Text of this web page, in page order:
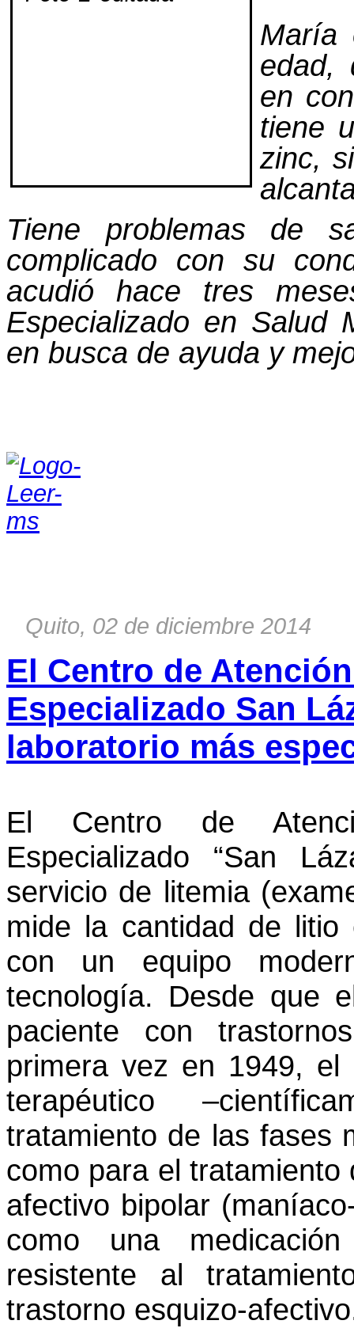
María
edad,
en
tiene
zinc,
Tiene problemas de
complicado con su
acudió hace tres
Especializado en Salud
en busca de ayuda y
Quito, 02 de diciembre 2014
El Centro de
Especializado San
laboratorio más
El Centro de
Especializado “San
servicio de litemia
mide la cantidad de litio
con un equipo
tecnología. Desde que
paciente con
primera vez en 1949,
terapéutico
tratamiento de las fases
como para el
afectivo bipolar
como una
resistente al
trastorno esquizo-